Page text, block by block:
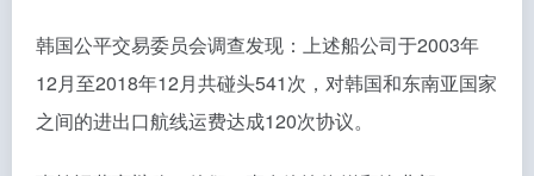
韩国公平交易委员会调查发现：上述船公司于2003年
12月至2018年12月共碰头541次，对韩国和东南亚国家
之间的进出口航线运费达成120次协议。